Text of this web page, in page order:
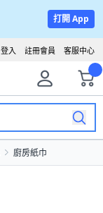
打開 App
客服中心
註冊會員
登入
廚房紙巾